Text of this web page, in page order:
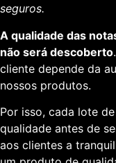
seguros.
A qualidade das
não será descoberto
cliente depende da
nossos produtos.
Por isso, cada lote
qualidade antes de
aos clientes a